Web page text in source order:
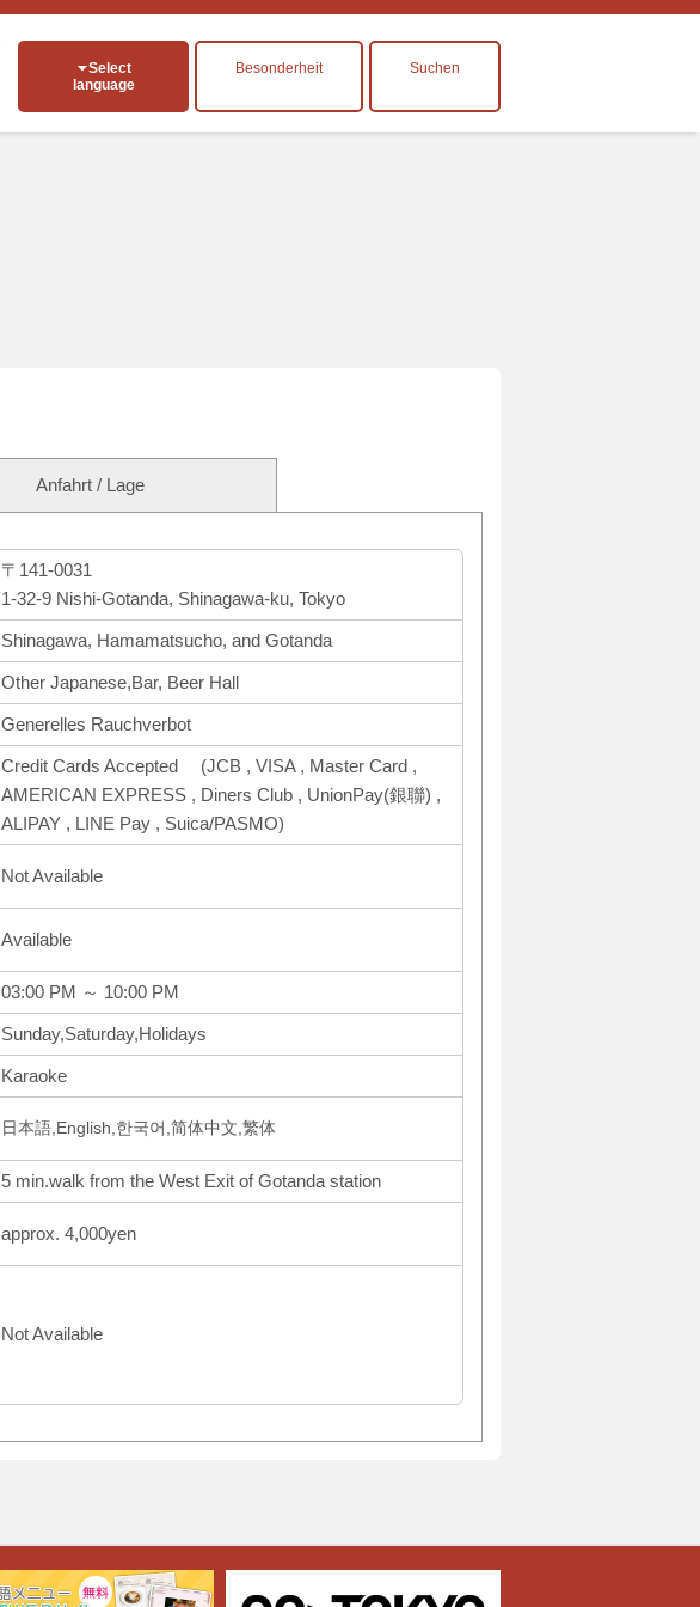
Select
language
Besonderheit Suchen
Anfahrt / Lage
〒141-0031
1-32-9 Nishi-Gotanda, Shinagawa-ku, Tokyo
Shinagawa, Hamamatsucho, and Gotanda
Other Japanese,Bar, Beer Hall
Generelles Rauchverbot
Credit Cards Accepted (JCB , VISA , Master Card ,
AMERICAN EXPRESS , Diners Club , UnionPay(銀聯) ,
ALIPAY , LINE Pay , Suica/PASMO)
Not Available
Available
03:00 PM ～ 10:00 PM
Sunday,Saturday,Holidays
Karaoke
日本語,English,한국어,简体中文,繁体
5 min.walk from the West Exit of Gotanda station
approx. 4,000yen
Not Available